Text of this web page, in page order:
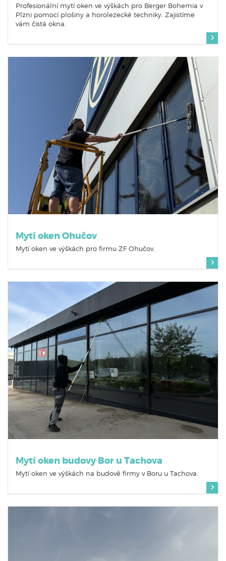
Profesionální mytí oken ve výškách pro Berger Bohemia v
Plzni pomocí plošiny a horolezecké techniky. Zajistíme
vám čistá okna.
Mytí oken Ohučov
Mytí oken ve výškách pro firmu ZF Ohučov.
Mytí oken budovy Bor u Tachova
Mytí oken ve výškách na budově firmy v Boru u Tachova.